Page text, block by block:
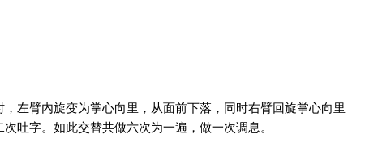
左臂内旋变为掌心向里，从面前下落，同时右臂回旋掌心向里
吐字。如此交替共做六次为一遍，做一次调息。